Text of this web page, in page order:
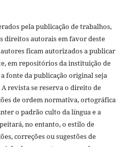
pela publicação de trabalhos,
direitos autorais em favor deste
ficam autorizados a publicar
em repositórios da instituição de
fonte da publicação original seja
revista se reserva o direito de
de ordem normativa, ortográfica
o padrão culto da língua e a
no entanto, o estilo de
correções ou sugestões de